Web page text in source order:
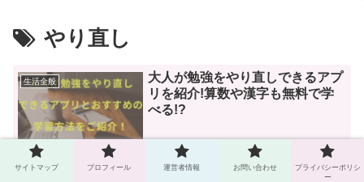
やり直し
生活全般
大人が勉強をやり直しできるアプ
リを紹介!算数や漢字も無料で学
べる!?
2024.04.11
サイトマップ プロフィール 運営者情報 お問い合わせ
プライバシーポリシ
ー